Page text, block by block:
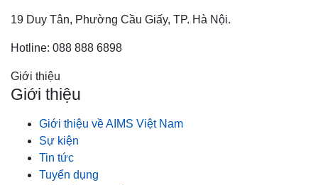
19 Duy Tân, Phường Cầu Giấy, TP. Hà Nội.
Hotline: 088 888 6898
Giới thiệu
Giới thiệu
Giới thiệu về AIMS Việt Nam
Sự kiện
Tin tức
Tuyển dụng